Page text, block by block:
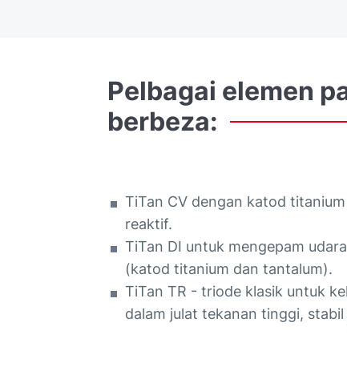
Pelbagai elemen
berbeza:
TiTan CV dengan katod
reaktif.
TiTan DI untuk mengepam
(katod titanium dan tantalum).
TiTan TR - triode klasik untuk
dalam julat tekanan tinggi, stabil